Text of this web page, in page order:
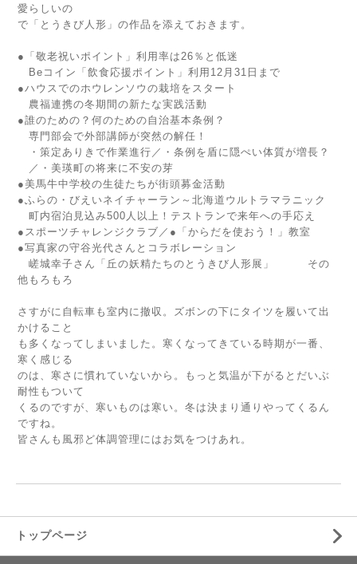
愛らしいの
で「とうきび人形」の作品を添えておきます。
●「敬老祝いポイント」利用率は26％と低迷
Beコイン「飲食応援ポイント」利用12月31日まで
●ハウスでのホウレンソウの栽培をスタート
農福連携の冬期間の新たな実践活動
●誰のための？何のための自治基本条例？
専門部会で外部講師が突然の解任！
・策定ありきで作業進行／・条例を盾に隠ぺい体質が増長？
／・美瑛町の将来に不安の芽
●美馬牛中学校の生徒たちが街頭募金活動
●ふらの・びえいネイチャーラン～北海道ウルトラマラニック
町内宿泊見込み500人以上！テストランで来年への手応え
●スポーツチャレンジクラブ／●「からだを使おう！」教室
●写真家の守谷光代さんとコラボレーション
嵯城幸子さん「丘の妖精たちのとうきび人形展」 その
他もろもろ
さすがに自転車も室内に撤収。ズボンの下にタイツを履いて出
かけること
も多くなってしまいました。寒くなってきている時期が一番、
寒く感じる
のは、寒さに慣れていないから。もっと気温が下がるとだいぶ
耐性もついて
くるのですが、寒いものは寒い。冬は決まり通りやってくるん
ですね。
皆さんも風邪ど体調管理にはお気をつけあれ。
トップページ